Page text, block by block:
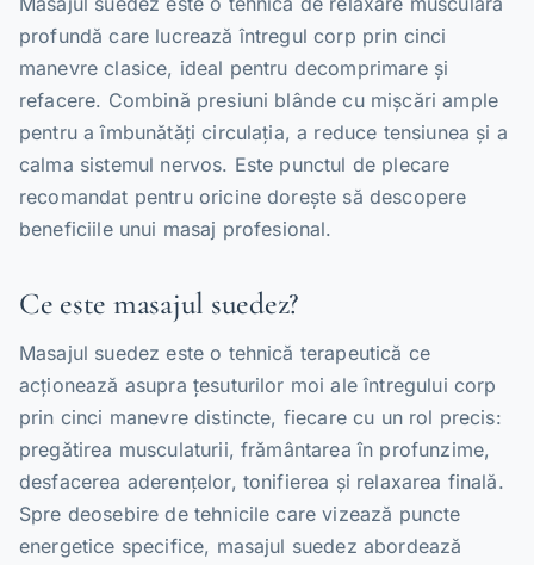
profundă care lucrează întregul corp prin cinci
manevre clasice, ideal pentru decomprimare și
refacere. Combină presiuni blânde cu mișcări ample
pentru a îmbunătăți circulația, a reduce tensiunea și a
calma sistemul nervos. Este punctul de plecare
recomandat pentru oricine dorește să descopere
beneficiile unui masaj profesional.
Ce este masajul suedez?
Masajul suedez este o tehnică terapeutică ce
acționează asupra țesuturilor moi ale întregului corp
prin cinci manevre distincte, fiecare cu un rol precis:
pregătirea musculaturii, frământarea în profunzime,
desfacerea aderențelor, tonifierea și relaxarea finală.
Spre deosebire de tehnicile care vizează puncte
energetice specifice, masajul suedez abordează